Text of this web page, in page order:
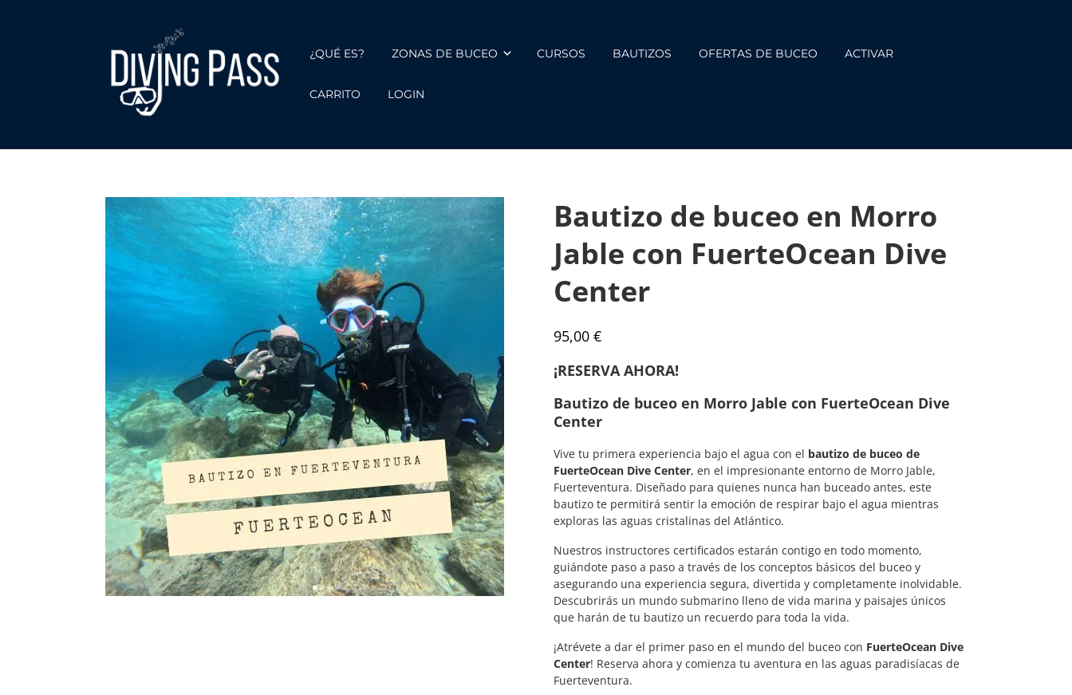
¿QUÉ ES? ZONAS DE BUCEO CURSOS BAUTIZOS OFERTAS DE BUCEO ACTIVAR
CARRITO LOGIN
Bautizo de buceo en Morro
Jable con FuerteOcean Dive
Center
95,00 €
¡RESERVA AHORA!
Bautizo de buceo en Morro Jable con FuerteOcean Dive
Center
Vive tu primera experiencia bajo el agua con el bautizo de buceo de
FuerteOcean Dive Center, en el impresionante entorno de Morro Jable,
Fuerteventura. Diseñado para quienes nunca han buceado antes, este
bautizo te permitirá sentir la emoción de respirar bajo el agua mientras
exploras las aguas cristalinas del Atlántico.
Nuestros instructores certificados estarán contigo en todo momento,
guiándote paso a paso a través de los conceptos básicos del buceo y
asegurando una experiencia segura, divertida y completamente inolvidable.
Descubrirás un mundo submarino lleno de vida marina y paisajes únicos
que harán de tu bautizo un recuerdo para toda la vida.
¡Atrévete a dar el primer paso en el mundo del buceo con FuerteOcean Dive
Center! Reserva ahora y comienza tu aventura en las aguas paradisíacas de
Fuerteventura.